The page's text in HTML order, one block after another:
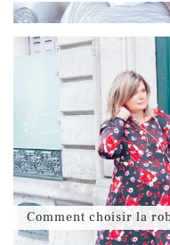
Comment choisir la